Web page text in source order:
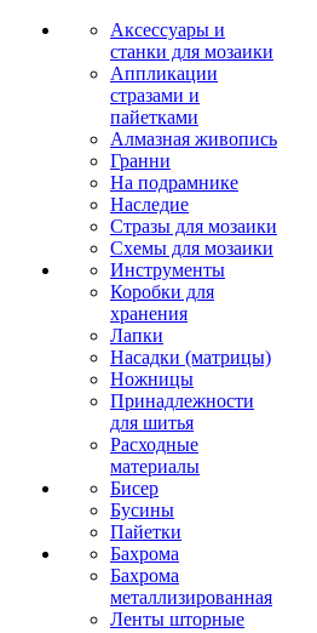
Аксессуары и
станки для мозаики
Аппликации
стразами и
пайетками
Алмазная живопись
Гранни
На подрамнике
Наследие
Стразы для мозаики
Схемы для мозаики
Инструменты
Коробки для
хранения
Лапки
Насадки (матрицы)
Ножницы
Принадлежности
для шитья
Расходные
материалы
Бисер
Бусины
Пайетки
Бахрома
Бахрома
металлизированная
Ленты шторные